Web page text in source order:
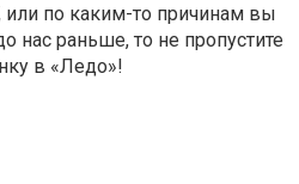
или по каким-то причинам вы
нас раньше, то не пропустите
в «Ледо»!